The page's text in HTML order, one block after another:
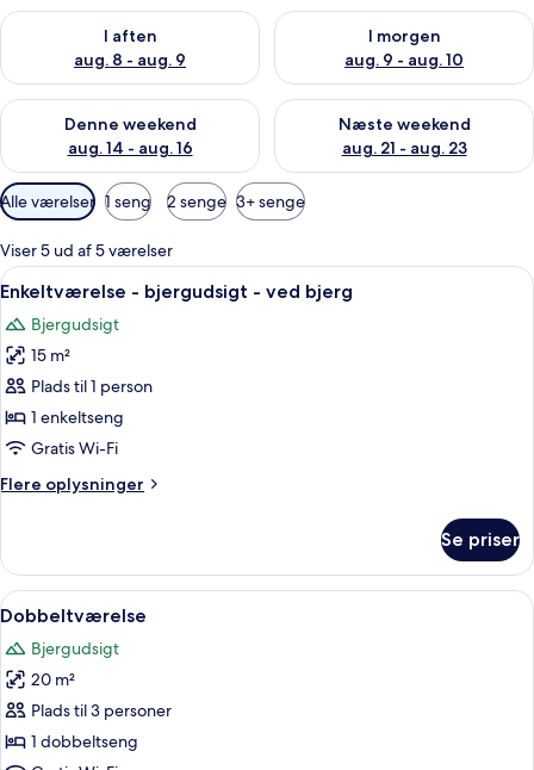
I aften
aug. 8 - aug. 9
Tjek tilgængelighed for i aften aug. 8 - aug. 9
I morgen
aug. 9 - aug. 10
Tjek tilgængelighed for i
Denne weekend
aug. 14 - aug. 16
Tjek tilgængelighed for denne weekend aug. 14 - aug. 16
Næste weekend
aug. 21 - aug. 23
Tjek tilgængelighed for næste
Tilgængelige
filtre
for
værelser
Alle værelser 1 seng 2 senge 3+ senge
Viser 5 ud af 5 værelser
Indlæs
alle
billeder
af
Enkeltværelse
-
bjergudsigt
ved
Et hotelværelse med en seng, et
1
Enkeltværelse - bjergudsigt - ved bjerg
Bjergudsigt
15 m²
Plads til 1 person
1 enkeltseng
Gratis Wi-Fi
Flere oplysninger
Flere
-
bjergudsigt
-
bjerg
Se priser
Indlæs
alle
billeder
af
Dobbeltværelse
Et hotelværelse med en seng, et
3
Dobbeltværelse
Bjergudsigt
20 m²
Plads til 3 personer
1 dobbeltseng